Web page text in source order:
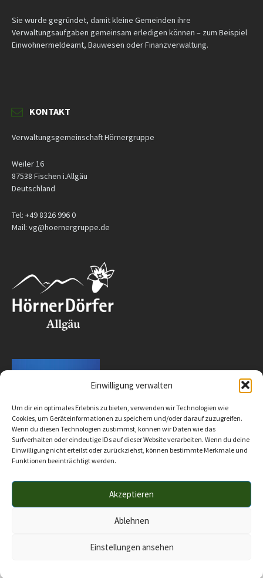
Einwilligung verwalten
Um dir ein optimales Erlebnis zu bieten, verwenden wir Technologien wie
Cookies, um Geräteinformationen zu speichern und/oder darauf zuzugreifen.
Wenn du diesen Technologien zustimmst, können wir Daten wie das
Surfverhalten oder eindeutige IDs auf dieser Website verarbeiten. Wenn du deine
Einwilligung nicht erteilst oder zurückziehst, können bestimmte Merkmale und
Funktionen beeinträchtigt werden.
Akzeptieren
Ablehnen
Einstellungen ansehen
Sie wurde gegründet, damit kleine Gemeinden ihre
Verwaltungsaufgaben gemeinsam erledigen können – zum Beispiel
Einwohnermeldeamt, Bauwesen oder Finanzverwaltung.
KONTAKT
Verwaltungsgemeinschaft Hörnergruppe
Weiler 16
87538 Fischen i.Allgäu
Deutschland
Tel: +49 8326 996 0
Mail: vg@hoernergruppe.de
Datenschutz